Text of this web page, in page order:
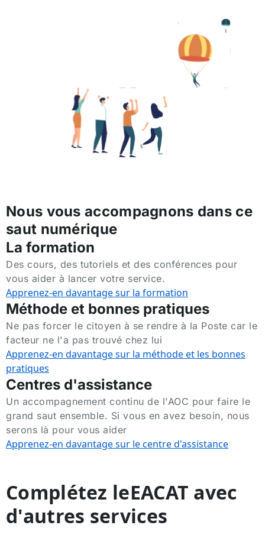
Nous vous accompagnons dans ce
saut numérique
La formation
Des cours, des tutoriels et des conférences pour
vous aider à lancer votre service.
Apprenez-en davantage sur la formation
Méthode et bonnes pratiques
Ne pas forcer le citoyen à se rendre à la Poste car le
facteur ne l'a pas trouvé chez lui
Apprenez-en davantage sur la méthode et les bonnes
pratiques
Centres d'assistance
Un accompagnement continu de l'AOC pour faire le
grand saut ensemble. Si vous en avez besoin, nous
serons là pour vous aider
Apprenez-en davantage sur le centre d'assistance
Complétez leEACAT avec
d'autres services